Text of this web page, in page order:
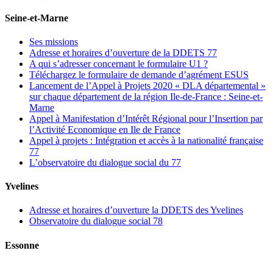
Seine-et-Marne
Ses missions
Adresse et horaires d’ouverture de la DDETS 77
A qui s’adresser concernant le formulaire U1 ?
Téléchargez le formulaire de demande d’agrément ESUS
Lancement de l’Appel à Projets 2020 « DLA départemental »
sur chaque département de la région Ile-de-France : Seine-et-
Marne
Appel à Manifestation d’Intérêt Régional pour l’Insertion par
l’Activité Economique en Ile de France
Appel à projets : Intégration et accès à la nationalité française
77
L’observatoire du dialogue social du 77
Yvelines
Adresse et horaires d’ouverture la DDETS des Yvelines
Observatoire du dialogue social 78
Essonne